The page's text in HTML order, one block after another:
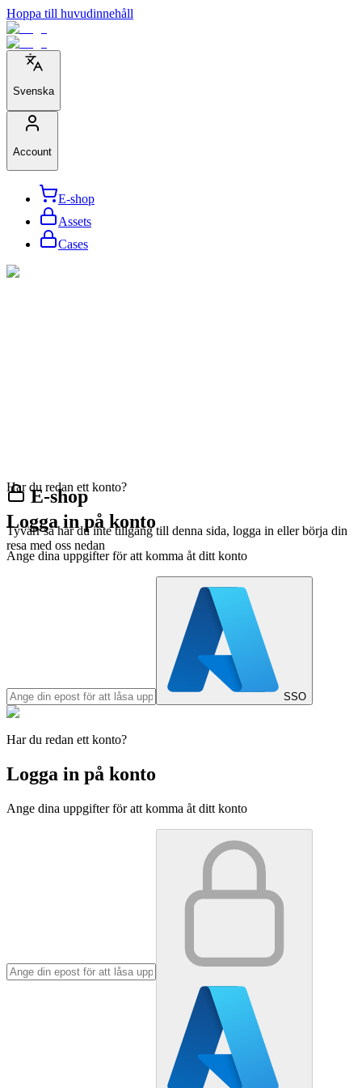
Hoppa till huvudinnehåll
Svenska
Account
E-shop
Assets
Cases
E-shop
Tyvärr så har du inte tillgång till denna sida, logga in eller börja din
resa med oss nedan
Har du redan ett konto?
Logga in på konto
Ange dina uppgifter för att komma åt ditt konto
SSO
Har du redan ett konto?
Logga in på konto
Ange dina uppgifter för att komma åt ditt konto